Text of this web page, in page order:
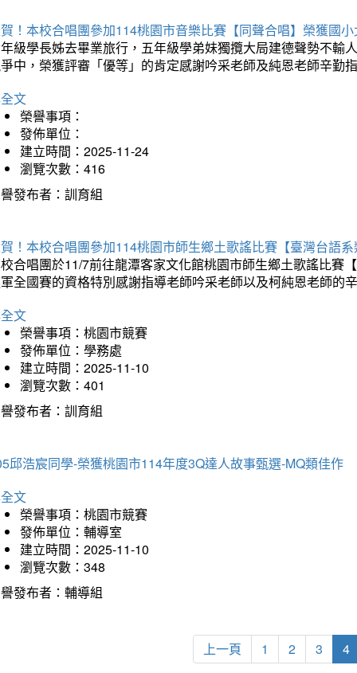
！本校合唱團參加114桃園市音樂比賽【同聲合唱】榮獲國
級學長姊去畢業旅行，五年級學弟妹獨攬大局建德聲勢不輸
中，榮獲評審「優等」的肯定感謝吟采老師及純恩老師辛勤
文
榮譽事項：
發佈單位：
建立時間：2025-11-24
瀏覽次數：416
發布者：訓育組
！本校合唱團參加114桃園市師生鄉土歌謠比賽【臺灣台語
合唱團於11/7前往龍潭客家文化館桃園市師生鄉土歌謠比賽
全國賽的資格特別感謝指導老師吟采老師以及柯純恩老師的
文
榮譽事項：桃園市競賽
發佈單位：學務處
建立時間：2025-11-10
瀏覽次數：401
發布者：訓育組
邱浩宸同學-榮獲桃園市114年度3Q達人故事甄選-MQ類佳作
文
榮譽事項：桃園市競賽
發佈單位：輔導室
建立時間：2025-11-10
瀏覽次數：348
發布者：輔導組
上一頁 1 2 3 4